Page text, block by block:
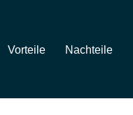
Vorteile Nachteile